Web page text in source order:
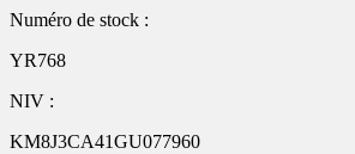
Numéro de stock :
YR768
NIV :
KM8J3CA41GU077960